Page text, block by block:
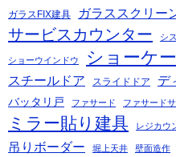
ガラスFIX建具 ガラススクリー
サービスカウンター シ
ショーウインドウ ショーケ
スチールドア スライドドア デ
バッタリ戸 ファサード ファサード
ミラー貼り建具 レジカウ
吊りボーダー 堀上天井 壁面造作